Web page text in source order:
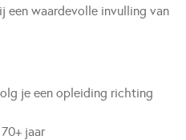
een waardevolle invulling van
je een opleiding richting
jaar